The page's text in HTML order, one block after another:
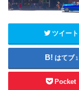
ツイート
はてブ 1
Pocket